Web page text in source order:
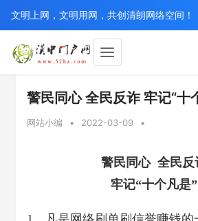
文明上网，文明用网，共创清朗网络空间！
警民同心 全民反诈 牢记“十
网站小编 • 2022-03-09 •
警民同心 全民反
牢记“十个凡是”